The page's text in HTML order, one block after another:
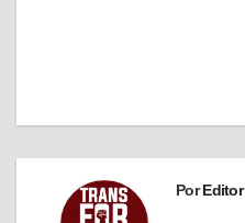
PorEditor